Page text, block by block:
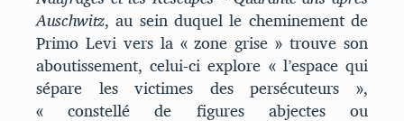
Auschwitz, au sein duquel le cheminement de
Primo Levi vers la « zone grise » trouve son
aboutissement, celui-ci explore « l’espace qui
sépare les victimes des persécuteurs »,
« constellé de figures abjectes ou